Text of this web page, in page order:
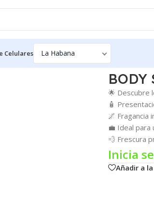
Celulares
DE NUIT UNTOLD 6.8 oz
BODY
🌟 Descubre
🧴
🌌 Fragancia
💼 Ideal para
💨 Frescura
Inicia
Añadir a